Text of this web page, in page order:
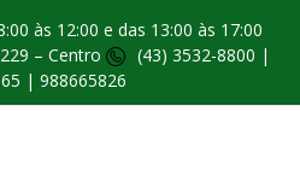
às 12:00 e das 13:00 às 17:00
– Centro
(43) 3532-8800 |
| 988665826